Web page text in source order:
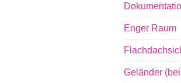
Enger Raum
Geländer